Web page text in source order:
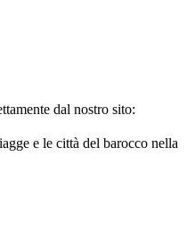
dal nostro sito:
e le città del barocco nella